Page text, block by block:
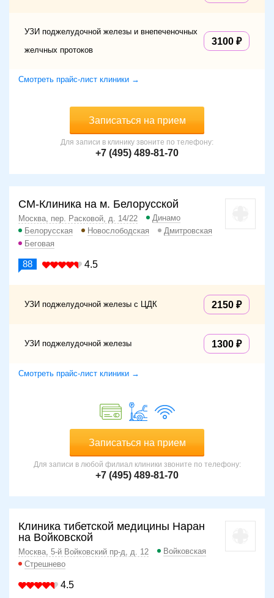
УЗИ поджелудочной железы и внепеченочных
желчных протоков
3100
Смотреть прайс-лист клиники →
Записаться на прием
Для записи в клинику звоните по телефону:
+7 (495) 489-81-70
СМ-Клиника на м. Белорусской
Москва, пер. Расковой, д. 14/22
Динамо
Белорусская
Новослободская
Дмитровская
Беговая
88 4.5
УЗИ поджелудочной железы c ЦДК 2150
УЗИ поджелудочной железы 1300
Смотреть прайс-лист клиники →
Записаться на прием
Для записи в любой филиал клиники звоните по телефону:
+7 (495) 489-81-70
Клиника тибетской медицины Наран
на Войковской
Москва, 5-й Войковский пр-д, д. 12
Войковская
Стрешнево
4.5